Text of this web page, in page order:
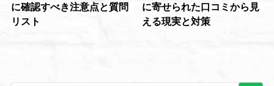
に確認すべき注意点と質問
リスト
に寄せられた口コミから見
える現実と対策